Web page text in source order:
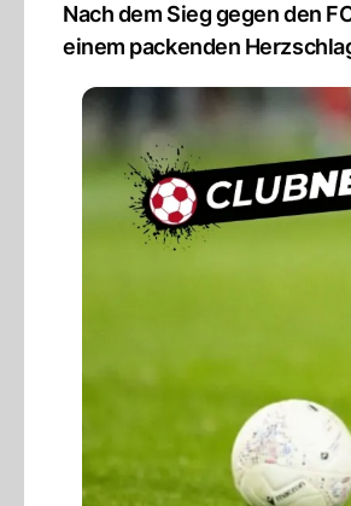
Nach dem Sieg gegen den
einem packenden